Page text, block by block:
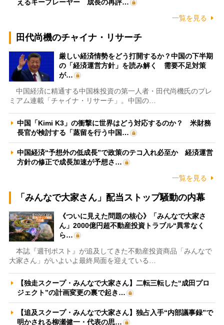
えるキープレーヤー 成長の再評…
一覧を見る
田代尚機のチャイナ・リサーチ
厳しい経済情勢をどう打開するか？中国の下半期
の「経済運営方針」を読み解く 需要不足対策
が…
中国経済に精通する中国株投資の第一人者・田代尚機氏のプレ
ミアム連載「チャイナ・リサーチ」。中国の…
中国「Kimi K3」の衝撃に世界はどう対応するのか？ 米財務
長官が検討する「蒸留を行う中国…
中国経済“予想外の低成長”で政策のテコ入れ必至か 経済運営
方針の修正で成長加速が予想さ…
一覧を見る
「みんなで大家さん」配当ストップ騒動の内幕
《ついに見えた問題の核心》「みんなで大家さ
ん」2000億円超不動産投資トラブル“異常なく
ら…
本誌『週刊ポスト』が追及してきた不動産投資商品「みんなで
大家さん」がいよいよ最終局面を迎えている…
【独走スクープ・みんなで大家さん】二転三転した“成田プロ
ジェクト”の計画変更の裏で起き…
【追及スクープ・みんなで大家さん】独占入手“内部議事録”で
明かされる柳瀬健一・代表の思…